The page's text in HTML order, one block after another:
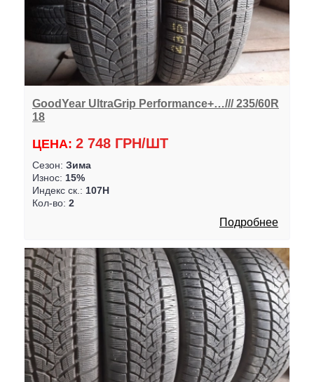
GoodYear UltraGrip Performance+…/// 235/60R
18
ЦЕНА: 2 748 ГРН/ШТ
Сезон: Зима
Износ: 15%
Индекс ск.: 107H
Кол-во: 2
Подробнее